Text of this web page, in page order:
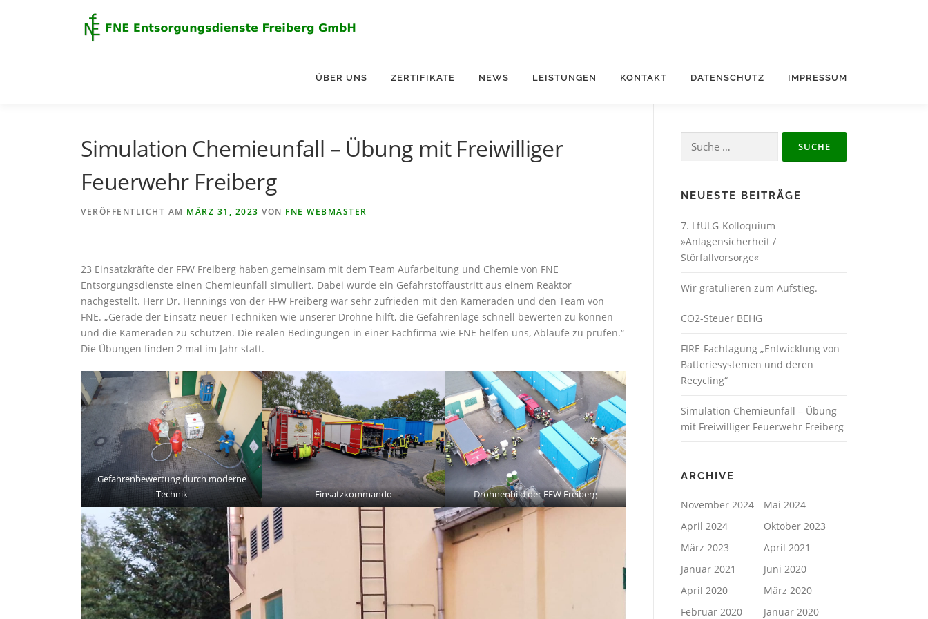
ÜBER UNS ZERTIFIKATE NEWS LEISTUNGEN KONTAKT DATENSCHUTZ IMPRESSUM
Simulation Chemieunfall – Übung mit Freiwilliger
Feuerwehr Freiberg
VERÖFFENTLICHT AM MÄRZ 31, 2023 VON FNE WEBMASTER
23 Einsatzkräfte der FFW Freiberg haben gemeinsam mit dem Team Aufarbeitung und Chemie von FNE
Entsorgungsdienste einen Chemieunfall simuliert. Dabei wurde ein Gefahrstoffaustritt aus einem Reaktor
nachgestellt. Herr Dr. Hennings von der FFW Freiberg war sehr zufrieden mit den Kameraden und den Team von
FNE. „Gerade der Einsatz neuer Techniken wie unserer Drohne hilft, die Gefahrenlage schnell bewerten zu können
und die Kameraden zu schützen. Die realen Bedingungen in einer Fachfirma wie FNE helfen uns, Abläufe zu prüfen.“
Die Übungen finden 2 mal im Jahr statt.
Gefahrenbewertung durch moderne
Technik
Einsatzkommando Drohnenbild der FFW Freiberg
nach:
NEUESTE BEITRÄGE
7. LfULG-Kolloquium
»Anlagensicherheit /
Störfallvorsorge«
Wir gratulieren zum Aufstieg.
CO2-Steuer BEHG
FIRE-Fachtagung „Entwicklung von
Batteriesystemen und deren
Recycling“
Simulation Chemieunfall – Übung
mit Freiwilliger Feuerwehr Freiberg
ARCHIVE
November 2024
Mai 2024
April 2024
Oktober 2023
März 2023
April 2021
Januar 2021
Juni 2020
April 2020
März 2020
Februar 2020
Januar 2020